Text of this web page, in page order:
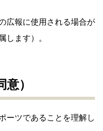
広報に使用される場合が
します）。
）
ーツであることを理解し